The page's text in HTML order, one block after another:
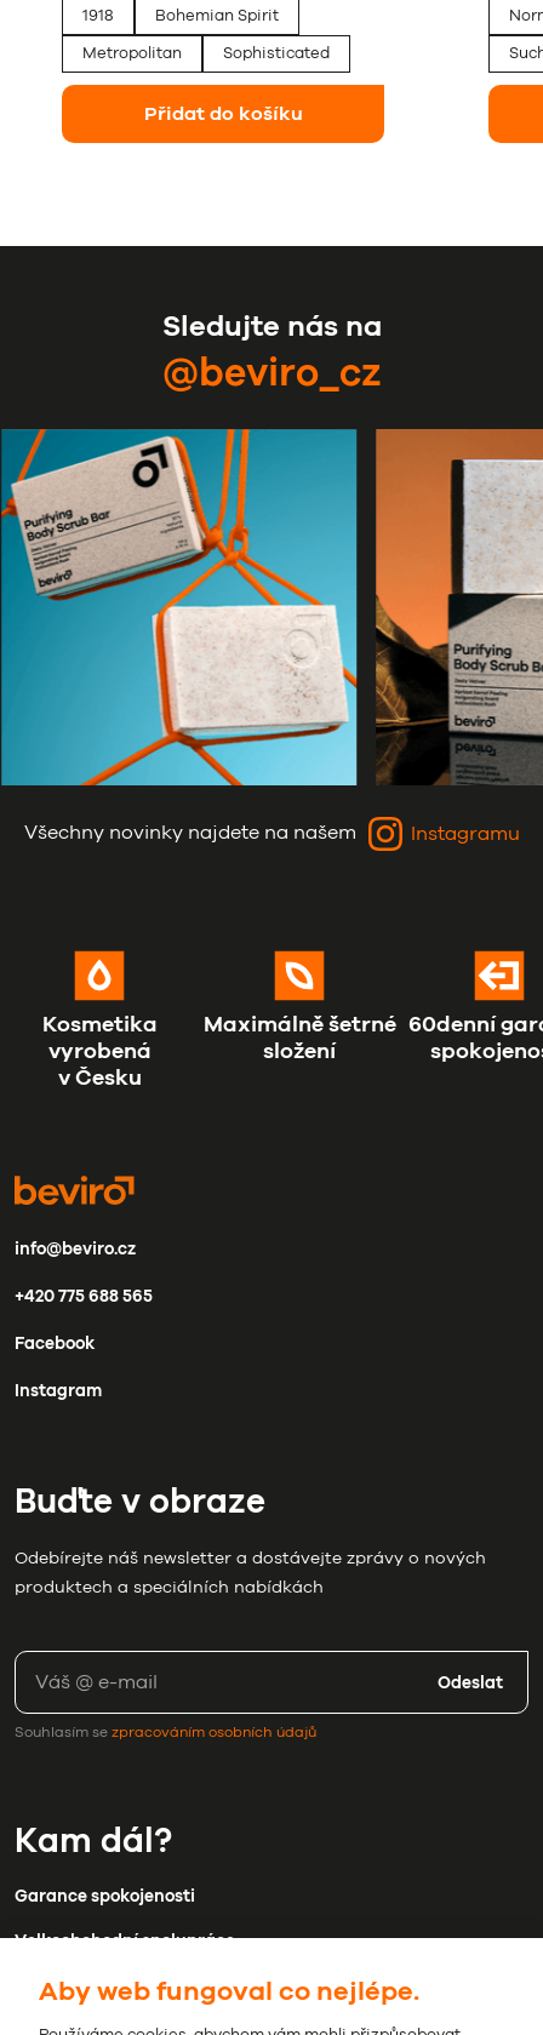
1918
Bohemian Spirit
Metropolitan
Sophisticated
Přidat do košíku
Sledujte nás na
@beviro_cz
Všechny novinky najdete na našem Instagramu
Kosmetika
vyrobená
v Česku
Maximálně šetrné
složení
60denní
info@beviro.cz
+420 775 688 565
Facebook
Instagram
Buďte v obraze
Odebírejte náš newsletter a dostávejte zprávy o nových
produktech a speciálních nabídkách
Odeslat
Souhlasím sezpracováním osobních údajů
Kam dál?
Garance spokojenosti
Velkoobchodní spolupráce
Doprava a platba
Aby web fungoval co nejlépe.